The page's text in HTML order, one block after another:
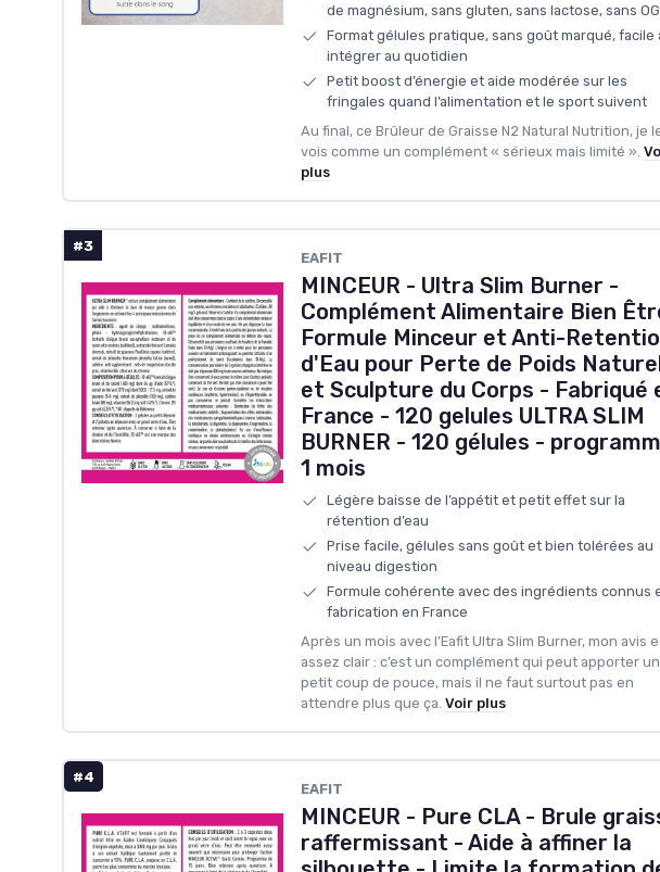
de magnésium, sans gluten, sans lactose, sans
Format gélules pratique, sans goût marqué, facile
intégrer au quotidien
Petit boost d’énergie et aide modérée sur les
fringales quand l’alimentation et le sport suivent
Au final, ce Brûleur de Graisse N2 Natural Nutrition, je
vois comme un complément « sérieux mais limité ».
plus
#3
EAFIT
MINCEUR - Ultra Slim Burner -
Complément Alimentaire Bien
Formule Minceur et Anti-
d'Eau pour Perte de Poids
et Sculpture du Corps - Fabriqué
France - 120 gelules ULTRA SLIM
BURNER - 120 gélules -
1 mois
Légère baisse de l’appétit et petit effet sur la
rétention d’eau
Prise facile, gélules sans goût et bien tolérées au
niveau digestion
Formule cohérente avec des ingrédients connus
fabrication en France
Après un mois avec l’Eafit Ultra Slim Burner, mon avis
assez clair : c’est un complément qui peut apporter un
petit coup de pouce, mais il ne faut surtout pas en
attendre plus que ça. Voir plus
#4
EAFIT
MINCEUR - Pure CLA - Brule
raffermissant - Aide à affiner la